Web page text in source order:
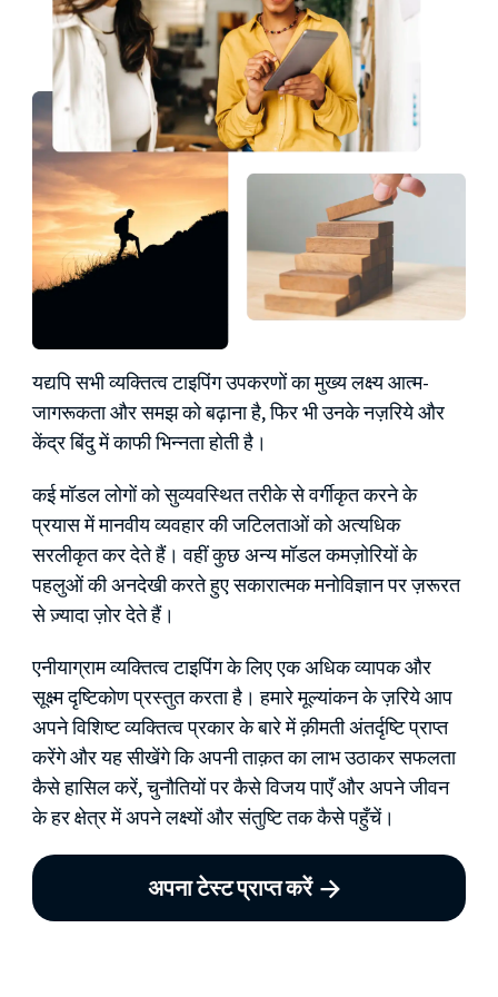
यद्यपि सभी व्यक्तित्व टाइपिंग उपकरणों का मुख्य लक्ष्य आत्म-
जागरूकता और समझ को बढ़ाना है, फिर भी उनके नज़रिये और
केंद्र बिंदु में काफी भिन्नता होती है।
कई मॉडल लोगों को सुव्यवस्थित तरीके से वर्गीकृत करने के
प्रयास में मानवीय व्यवहार की जटिलताओं को अत्यधिक
सरलीकृत कर देते हैं। वहीं कुछ अन्य मॉडल कमज़ोरियों के
पहलुओं की अनदेखी करते हुए सकारात्मक मनोविज्ञान पर ज़रूरत
से ज़्यादा ज़ोर देते हैं।
एनीयाग्राम व्यक्तित्व टाइपिंग के लिए एक अधिक व्यापक और
सूक्ष्म दृष्टिकोण प्रस्तुत करता है। हमारे मूल्यांकन के ज़रिये आप
अपने विशिष्ट व्यक्तित्व प्रकार के बारे में क़ीमती अंतर्दृष्टि प्राप्त
करेंगे और यह सीखेंगे कि अपनी ताक़त का लाभ उठाकर सफलता
कैसे हासिल करें, चुनौतियों पर कैसे विजय पाएँ और अपने जीवन
के हर क्षेत्र में अपने लक्ष्यों और संतुष्टि तक कैसे पहुँचें।
अपना टेस्ट प्राप्त करें